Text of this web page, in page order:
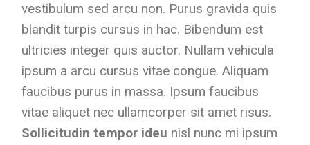
vestibulum sed arcu non. Purus gravida quis
blandit turpis cursus in hac. Bibendum est
ultricies integer quis auctor. Nullam vehicula
ipsum a arcu cursus vitae congue. Aliquam
faucibus purus in massa. Ipsum faucibus
vitae aliquet nec ullamcorper sit amet risus.
Sollicitudin tempor ideu nisl nunc mi ipsum